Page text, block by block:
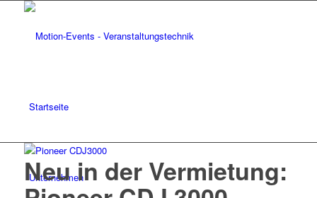
Startseite
Unternehmen
Neu in der Vermietung: